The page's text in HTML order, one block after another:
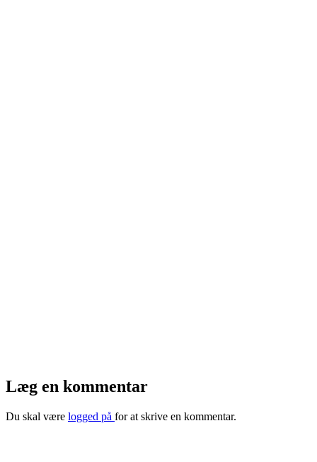
Læg en kommentar
Du skal være logged på for at skrive en kommentar.